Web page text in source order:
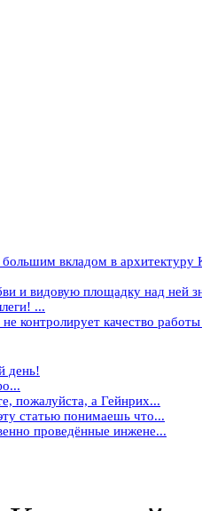
вкладом в архитектуру
и видовую площадку над ней
...
контролирует качество
день!
пожалуйста, а Гейнрих...
статью понимаешь что...
проведённые инжене...